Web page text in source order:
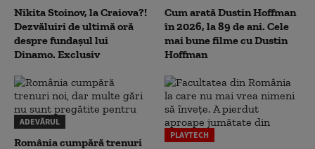
Nikita Stoinov, la Craiova?!
Dezvăluiri de ultimă oră
despre fundașul lui
Dinamo. Exclusiv
Cum arată Dustin Hoffman
în 2026, la 89 de ani. Cele
mai bune filme cu Dustin
Hoffman
ADEVĂRUL
România cumpără trenuri
PLAYTECH